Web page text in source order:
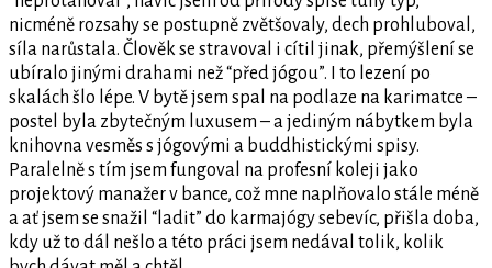
nicméně rozsahy se postupně zvětšovaly, dech prohluboval,
síla narůstala. Člověk se stravoval i cítil jinak, přemýšlení se
ubíralo jinými drahami než “před jógou”. I to lezení po
skalách šlo lépe. V bytě jsem spal na podlaze na karimatce –
postel byla zbytečným luxusem – a jediným nábytkem byla
knihovna vesměs s jógovými a buddhistickými spisy.
Paralelně s tím jsem fungoval na profesní koleji jako
projektový manažer v bance, což mne naplňovalo stále méně
a ať jsem se snažil “ladit” do karmajógy sebevíc, přišla doba,
kdy už to dál nešlo a této práci jsem nedával tolik, kolik